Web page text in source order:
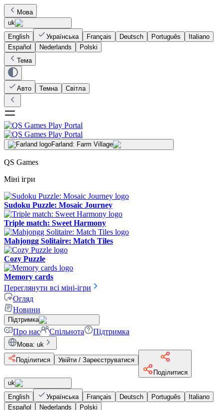
Мова
uk
English
Українська Français Deutsch Português
Italiano
Español
Nederlands
Polski
Тема
Авто Темна Світла
Farland: Farm Village
QS Games
Міні ігри
Sudoku Puzzle: Mosaic Journey
Triple match: Sweet Harmony
Mahjongg Solitaire: Match Tiles
Cozy Puzzle
Memory cards
Переглянути всі міні-ігри
Огляд
Новини
Підтримка
Про нас Спільнота Підтримка
Мова: uk
Поділитися
Увійти / Зареєструватися
Поділитися
uk
English
Українська Français Deutsch Português
Italiano
Español
Nederlands Polski